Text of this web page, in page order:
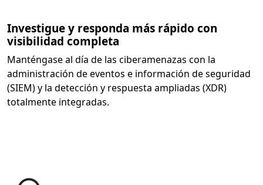
Investigue y responda más rápido con
visibilidad completa
Manténgase al día de las ciberamenazas con la
administración de eventos e información de seguridad
(SIEM) y la detección y respuesta ampliadas (XDR)
totalmente integradas.